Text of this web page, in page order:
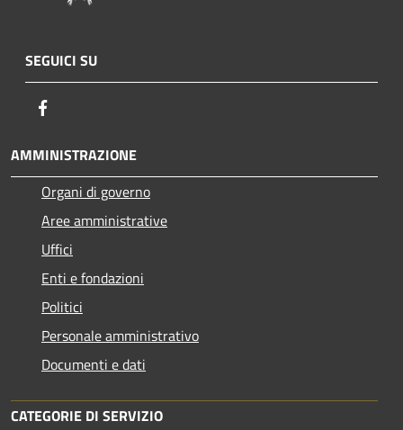
SEGUICI SU
AMMINISTRAZIONE
Organi di governo
Aree amministrative
Uffici
Enti e fondazioni
Politici
Personale amministrativo
Documenti e dati
CATEGORIE DI SERVIZIO